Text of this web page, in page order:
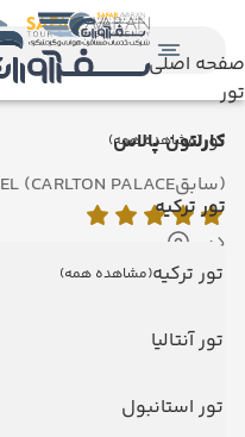
صفحه اصلی
تور
تور(مشاهده همه)
تور ترکیه
تور ترکیه(مشاهده همه)
تور آنتالیا
تور استانبول
کارلتون پالاس
(سابقHOTEL KNIGHT CASTEL (CARLTON PALACE
دبی